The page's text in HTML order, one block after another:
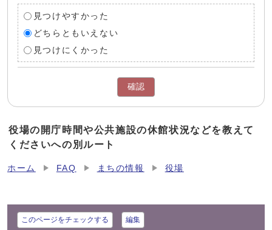
見つけやすかった
どちらともいえない
見つけにくかった
確認
役場の開庁時間や公共施設の休館状況などを教えて
くださいへの別ルート
ホーム FAQ まちの情報 役場
このページをチェックする 編集